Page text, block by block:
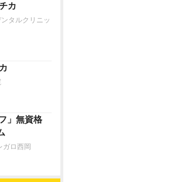
カ
タルクリニッ
」無資格
ガロ西岡